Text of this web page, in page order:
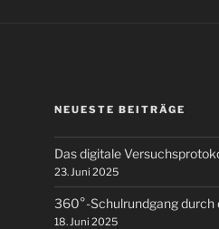
NEUESTE BEITRÄGE
Das digitale
23. Juni 2025
360°-Schulrundgang durch
18. Juni 2025